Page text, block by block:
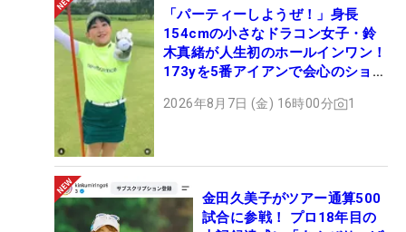
「パーティーしようぜ！」身長
154cmの小さなドラコン女子・鈴
木真緒が人生初のホールインワン！
173yを5番アイアンで会心のショッ
2026年8月7日 (金) 16時00分 1
金田久美子がツアー通算500
試合に参戦！ プロ18年目の